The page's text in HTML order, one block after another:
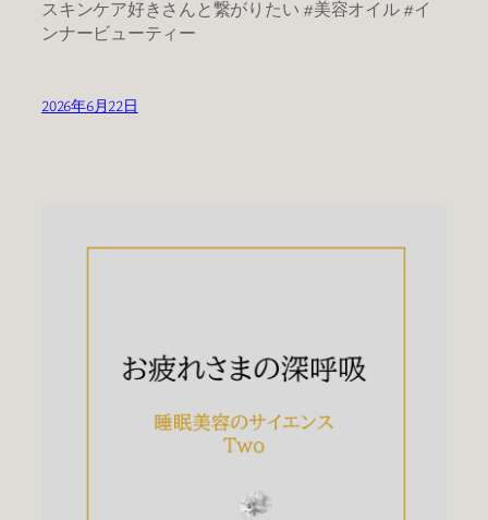
スキンケア好きさんと繋がりたい #美容オイル #イ
ンナービューティー
2026年6月22日